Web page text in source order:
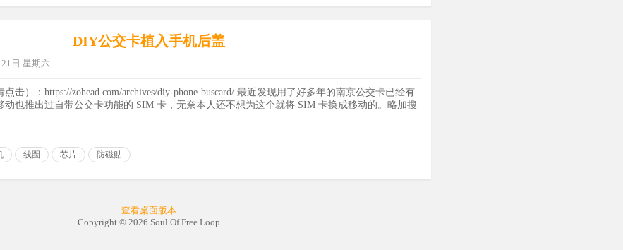
DIY公交卡植入手机后盖
日 星期六
击）：https://zohead.com/archives/diy-phone-buscard/ 最近发现用了好多年的南京公交卡已经有
动也推出过自带公交卡功能的 SIM 卡，无奈本人还不想为这个就将 SIM 卡换成移动的。略加搜
线圈 芯片 防磁贴
查看桌面版本
Copyright © 2026 Soul Of Free Loop